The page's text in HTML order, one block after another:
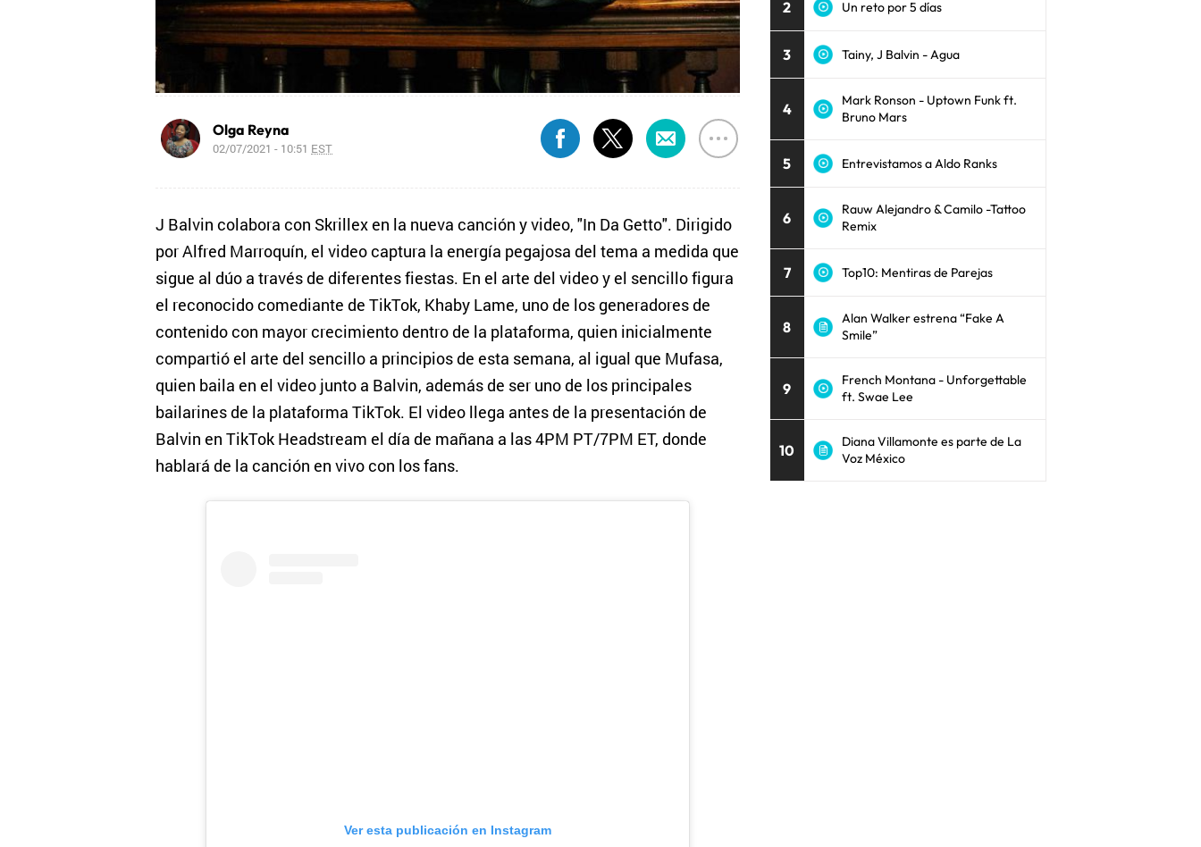
Olga Reyna
02/07/2021 - 10:51 EST
J Balvin colabora con Skrillex en la nueva canción y video, "In Da Getto". Dirigido
por Alfred Marroquín, el video captura la energía pegajosa del tema a medida que
sigue al dúo a través de diferentes fiestas. En el arte del video y el sencillo figura
el reconocido comediante de TikTok, Khaby Lame, uno de los generadores de
contenido con mayor crecimiento dentro de la plataforma, quien inicialmente
compartió el arte del sencillo a principios de esta semana, al igual que Mufasa,
quien baila en el video junto a Balvin, además de ser uno de los principales
bailarines de la plataforma TikTok. El video llega antes de la presentación de
Balvin en TikTok Headstream el día de mañana a las 4PM PT/7PM ET, donde
hablará de la canción en vivo con los fans.
Ver esta publicación en Instagram
2 Un reto por 5 días
3 Tainy, J Balvin - Agua
4
Mark Ronson - Uptown Funk ft.
Bruno Mars
5 Entrevistamos a Aldo Ranks
6
Rauw Alejandro & Camilo -Tattoo
Remix
7 Top10: Mentiras de Parejas
8
Alan Walker estrena “Fake A
Smile”
9
French Montana - Unforgettable
ft. Swae Lee
10
Diana Villamonte es parte de La
Voz México